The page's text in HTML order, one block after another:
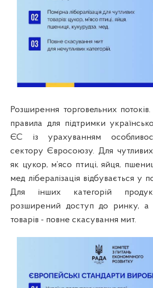
Розширення торговельних потоків.
правила для підтримки
ЄС із урахуванням
сектору Євросоюзу. Для
як цукор, м’ясо птиці, яйця,
мед лібералізація відбувається у
Для інших категорій
розширений доступ до ринку, а
товарів - повне скасування мит.